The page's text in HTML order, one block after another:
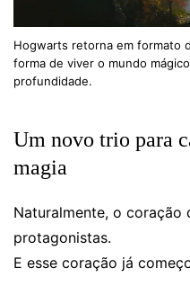
Hogwarts retorna em formato
forma de viver o mundo
profundidade.
Um novo trio para
magia
Naturalmente, o coração
protagonistas.
E esse coração já